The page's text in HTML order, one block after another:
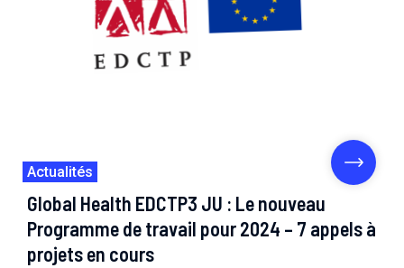
Actualités
Global Health EDCTP3 JU : Le nouveau
Programme de travail pour 2024 – 7 appels à
projets en cours